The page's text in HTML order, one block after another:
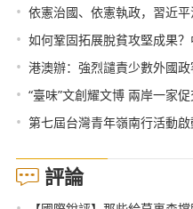
• 依憲治國、依憲執政，習近
• 如何鞏固拓展脫貧攻堅成果
• 港澳辦：強烈譴責少數外國
• “臺味”文創耀文博 兩岸一家
• 第七屆台灣青年嶺南行活動
評論